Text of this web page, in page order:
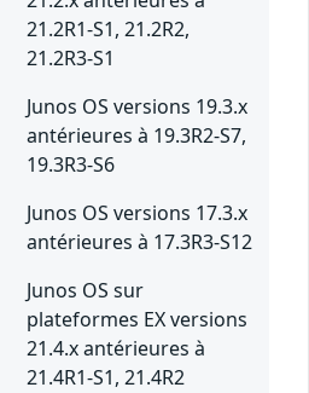
21.2R1-S1, 21.2R2,
21.2R3-S1
Junos OS versions 19.3.x
antérieures à 19.3R2-S7,
19.3R3-S6
Junos OS versions 17.3.x
antérieures à 17.3R3-S12
Junos OS sur
plateformes EX versions
21.4.x antérieures à
21.4R1-S1, 21.4R2